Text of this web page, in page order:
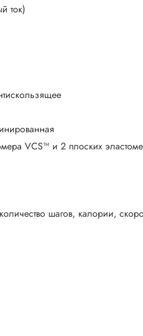
ток)
VCS™ и 2 плоских
шагов, калории,